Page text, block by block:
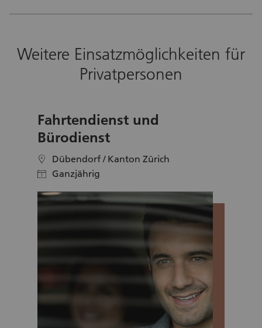
Weitere Einsatzmöglichkeiten für
Privatpersonen
Fahrtendienst und
Bürodienst
location Dübendorf / Kanton Zürich
calendar Ganzjährig